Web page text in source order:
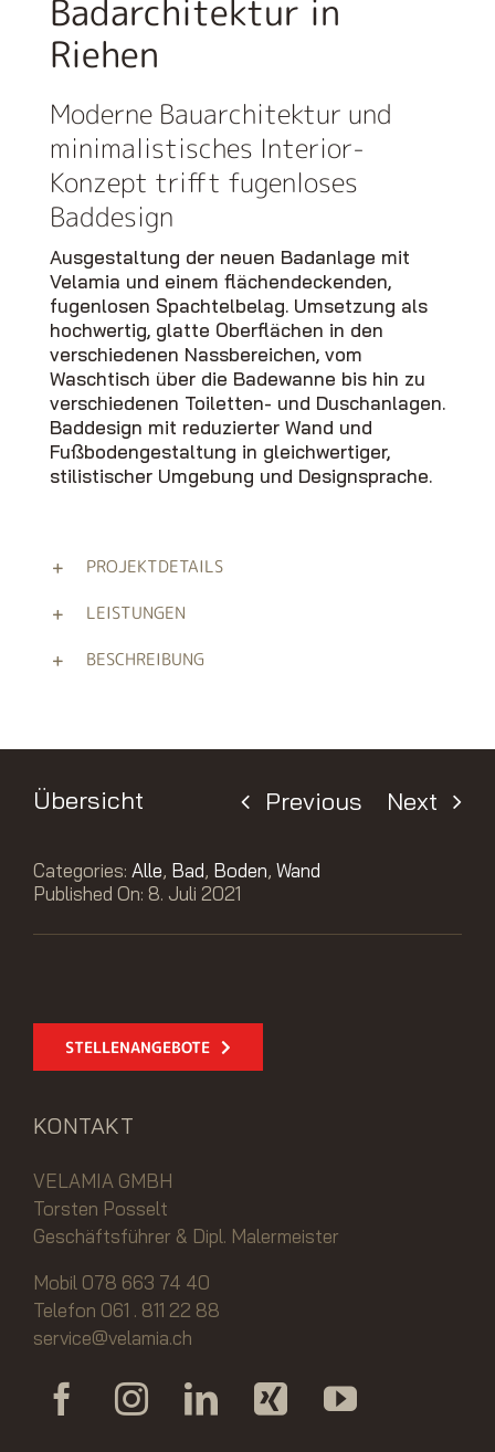
Badarchitektur in
Riehen
Moderne Bauarchitektur und
minimalistisches Interior-
Konzept trifft fugenloses
Baddesign
Ausgestaltung der neuen Badanlage mit
Velamia und einem flächendeckenden,
fugenlosen Spachtelbelag. Umsetzung als
hochwertig, glatte Oberflächen in den
verschiedenen Nassbereichen, vom
Waschtisch über die Badewanne bis hin zu
verschiedenen Toiletten- und Duschanlagen.
Baddesign mit reduzierter Wand und
Fußbodengestaltung in gleichwertiger,
stilistischer Umgebung und Designsprache.
PROJEKTDETAILS
LEISTUNGEN
BESCHREIBUNG
Übersicht Previous Next
Categories: Alle, Bad, Boden, Wand
Published On: 8. Juli 2021
STELLENANGEBOTE
KONTAKT
VELAMIA GMBH
Torsten Posselt
Geschäftsführer & Dipl. Malermeister
Mobil 078 663 74 40
Telefon 061 . 811 22 88
service@velamia.ch